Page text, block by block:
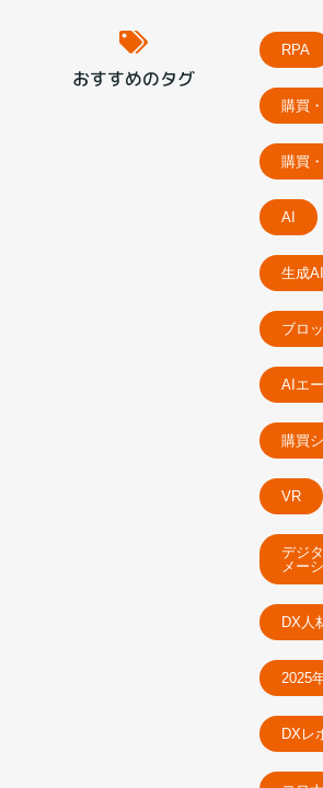
おすすめのタグ
RPA
購買
購買
AI
生成AI
ブロ
AIエ
購買
VR
デジ
メー
DX人
2025
DXレ